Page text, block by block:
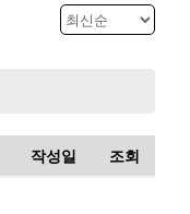
작성일 조회